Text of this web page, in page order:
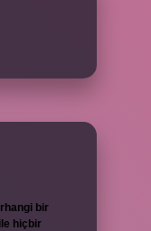
bir
hiçbir